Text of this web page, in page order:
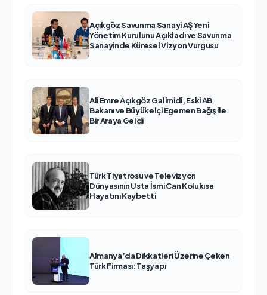
Açıkgöz Savunma Sanayi AŞ Yeni
Yönetim Kurulunu Açıkladı ve Savunma
Sanayinde Küresel Vizyon Vurgusu
Ali Emre Açıkgöz Galimidi, Eski AB
Bakanı ve Büyükelçi Egemen Bağış ile
Bir Araya Geldi
Türk Tiyatrosu ve Televizyon
Dünyasının Usta İsmi Can Kolukısa
Hayatını Kaybetti
Almanya’da Dikkatleri Üzerine Çeken
Türk Firması: Taşyapı